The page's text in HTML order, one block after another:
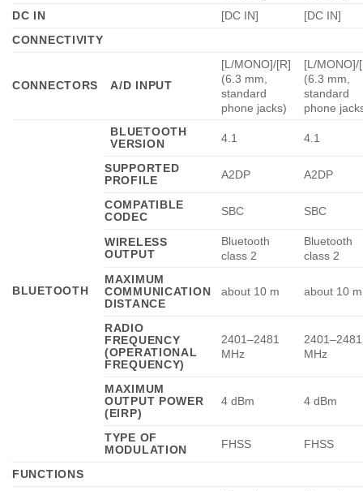
DC IN
[DC IN]
[DC IN]
CONNECTIVITY
CONNECTORS A/D INPUT
[L/MONO]/[R]
(6.3 mm,
standard
phone jacks)
[L/MONO]/
(6.3 mm,
standard
phone
BLUETOOTH
BLUETOOTH
VERSION
4.1 4.1
SUPPORTED
PROFILE
A2DP A2DP
COMPATIBLE
CODEC
SBC SBC
WIRELESS
OUTPUT
Bluetooth
class 2
Bluetooth
class 2
MAXIMUM
COMMUNICATION
DISTANCE
about 10 m about 10 m
RADIO
FREQUENCY
(OPERATIONAL
FREQUENCY)
2401–2481
MHz
2401–2481
MHz
MAXIMUM
OUTPUT POWER
(EIRP)
4 dBm 4 dBm
TYPE OF
MODULATION
FHSS FHSS
FUNCTIONS